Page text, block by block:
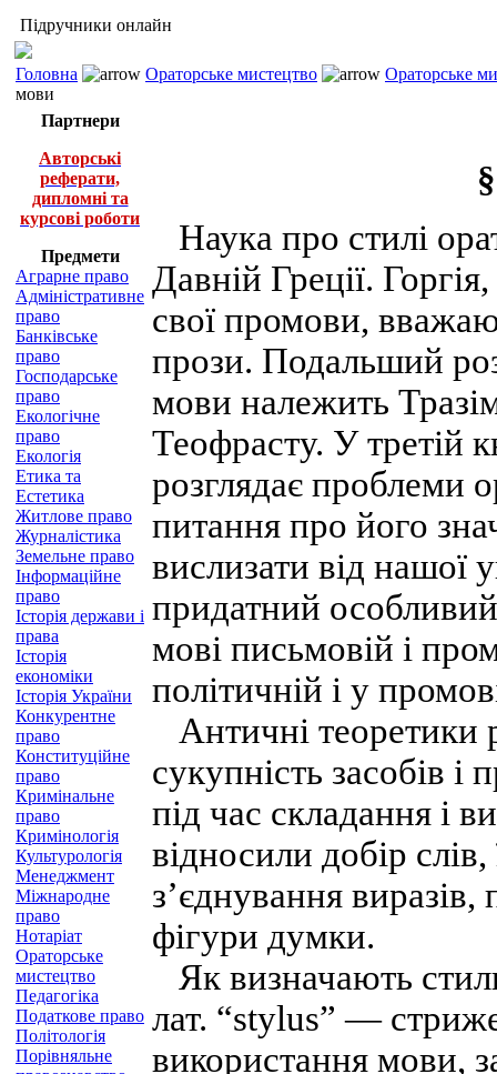
Підручники онлайн
Головна Ораторське мистецтво
Ораторське
мови
Партнери
Авторські
реферати,
дипломні та
курсові роботи
Предмети
Аграрне право
Адміністративне
право
Банківське
право
Господарське
право
Екологічне
право
Екологія
Етика та
Естетика
Житлове право
Журналістика
Земельне право
Інформаційне
право
Історія держави і
права
Історія
економіки
Історія України
Конкурентне
право
Конституційне
право
Кримінальне
право
Кримінологія
Культурологія
Менеджмент
Міжнародне
право
Нотаріат
Ораторське
мистецтво
Педагогіка
Податкове право
Політологія
Порівняльне
Наука про стилі
Давній Греції.
свої промови,
прози. Подальший
мови належить
Теофрасту. У третій
розглядає проблеми
питання про його
вислизати від нашої
придатний
мові письмовій і
політичній і у
Античні теоретики
сукупність засобів
під час складання і
відносили добір
з’єднування
фігури думки.
Як визначають
лат. “stylus” —
використання мови,